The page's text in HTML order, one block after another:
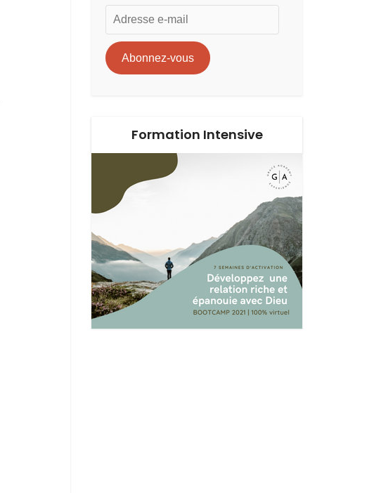
Adresse
e-
mail
Abonnez-vous
Formation Intensive